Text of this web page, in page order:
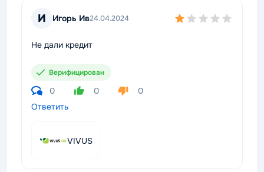
И Игорь Ив24.04.2024
Не дали кредит
Верифицирован
0 0
0
Ответить
VIVUS